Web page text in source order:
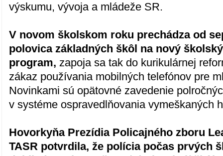
výskumu, vývoja a mládeže SR.
V novom školskom roku prechádza od
polovica základných škôl na nový
program,zapoja sa tak do kurikulárnej
zákaz používania mobilných telefónov pre
Novinkami sú opätovné zavedenie
v systéme ospravedlňovania vymeškaných
Hovorkyňa Prezídia Policajného zboru
TASR potvrdila, že polícia počas prvých